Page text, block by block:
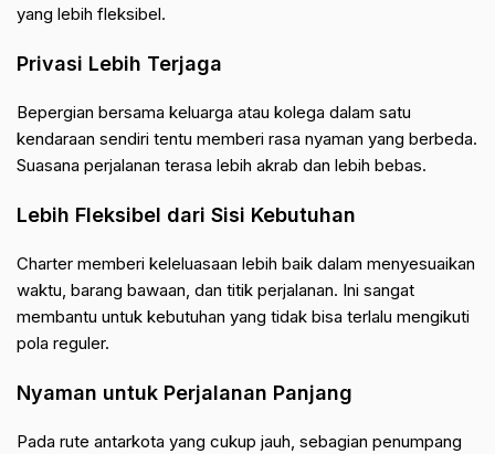
yang lebih fleksibel.
Privasi Lebih Terjaga
Bepergian bersama keluarga atau kolega dalam satu
kendaraan sendiri tentu memberi rasa nyaman yang berbeda.
Suasana perjalanan terasa lebih akrab dan lebih bebas.
Lebih Fleksibel dari Sisi Kebutuhan
Charter memberi keleluasaan lebih baik dalam menyesuaikan
waktu, barang bawaan, dan titik perjalanan. Ini sangat
membantu untuk kebutuhan yang tidak bisa terlalu mengikuti
pola reguler.
Nyaman untuk Perjalanan Panjang
Pada rute antarkota yang cukup jauh, sebagian penumpang